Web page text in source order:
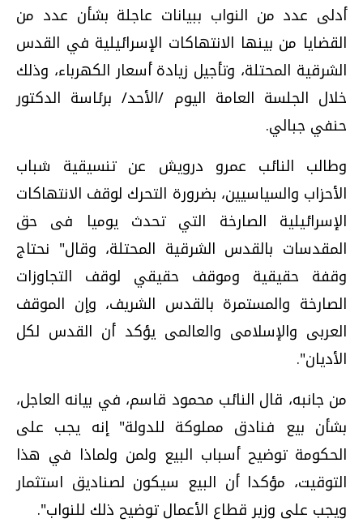
أدلى عدد من النواب ببيانات عاجلة بشأن عدد من
القضايا من بينها الانتهاكات الإسرائيلية في القدس
الشرقية المحتلة، وتأجيل زيادة أسعار الكهرباء، وذلك
خلال الجلسة العامة اليوم /الأحد/ برئاسة الدكتور
حنفي جبالي.
وطالب النائب عمرو درويش عن تنسيقية شباب
الأحزاب والسياسيين، بضرورة التحرك لوقف الانتهاكات
الإسرائيلية الصارخة التي تحدث يوميا فى حق
المقدسات بالقدس الشرقية المحتلة، وقال" نحتاج
وقفة حقيقية وموقف حقيقي لوقف التجاوزات
الصارخة والمستمرة بالقدس الشريف، وإن الموقف
العربى والإسلامى والعالمى يؤكد أن القدس لكل
الأديان".
من جانبه، قال النائب محمود قاسم، في بيانه العاجل،
بشأن بيع فنادق مملوكة للدولة" إنه يجب على
الحكومة توضيح أسباب البيع ولمن ولماذا في هذا
التوقيت، مؤكدا أن البيع سيكون لصناديق استثمار
ويجب على وزير قطاع الأعمال توضيح ذلك للنواب".